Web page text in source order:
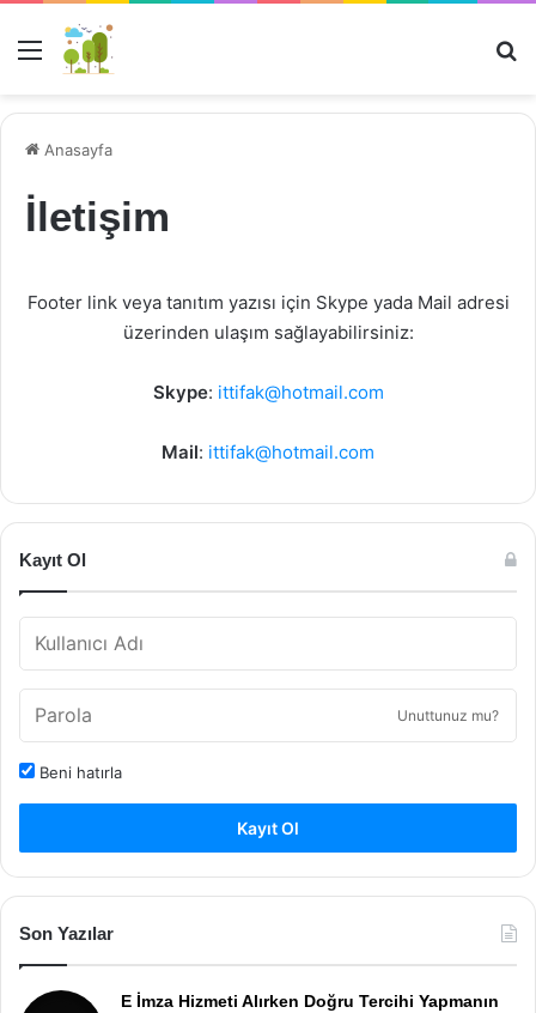
Menü
Anasayfa
İletişim
Footer link veya tanıtım yazısı için Skype yada Mail adresi
üzerinden ulaşım sağlayabilirsiniz:
Skype: ittifak@hotmail.com
Mail: ittifak@hotmail.com
Kayıt Ol
Unuttunuz mu?
Beni hatırla
Kayıt Ol
Son Yazılar
E İmza Hizmeti Alırken Doğru Tercihi Yapmanın